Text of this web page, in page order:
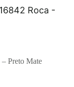
Preto Mate